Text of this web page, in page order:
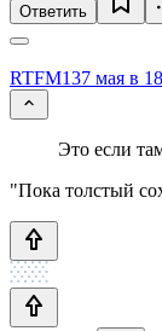
Ответить
RTFM137 мая в
Это если
"Пока толстый